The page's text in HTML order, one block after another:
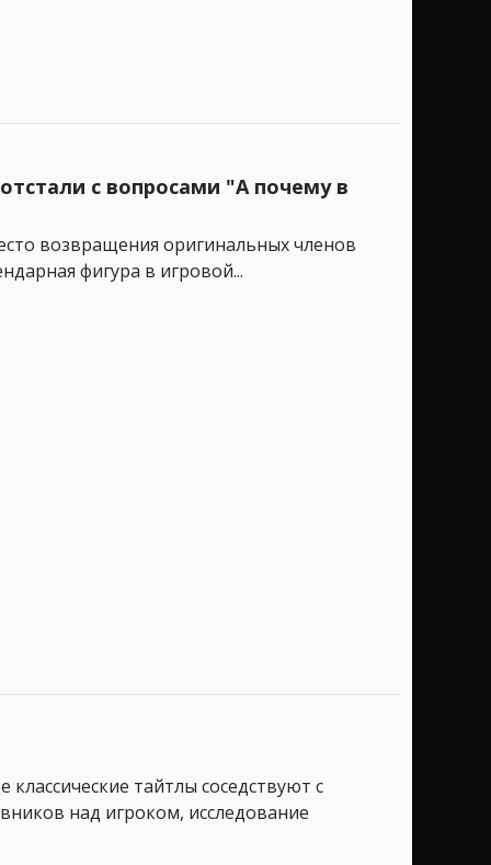
с вопросами "А почему в
возвращения оригинальных членов
фигура в игровой...
тайтлы соседствуют с
над игроком, исследование